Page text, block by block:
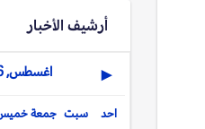
أرشيف الأخبار
◀ اغسطس, 2026
جمعة سبت احد